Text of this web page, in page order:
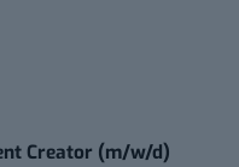
Creator (m/w/d)